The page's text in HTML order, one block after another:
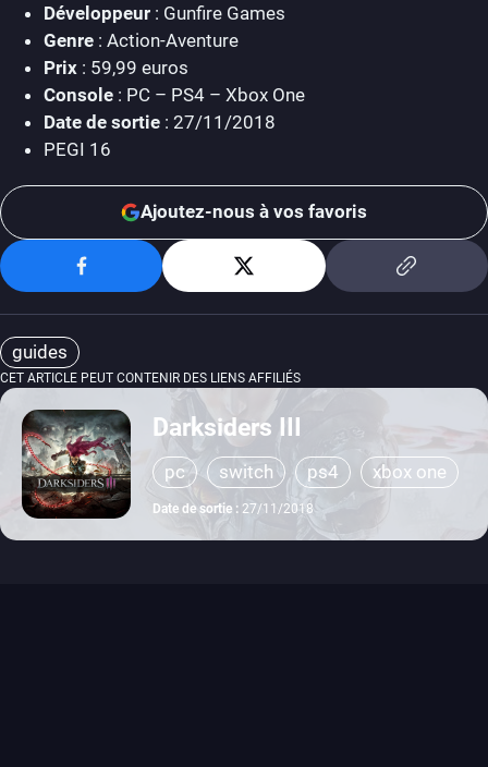
Développeur : Gunfire Games
Genre : Action-Aventure
Prix : 59,99 euros
Console : PC – PS4 – Xbox One
Date de sortie : 27/11/2018
PEGI 16
Ajoutez-nous à vos favoris
guides
CET ARTICLE PEUT CONTENIR DES LIENS AFFILIÉS
Darksiders III
pc switch ps4 xbox one
Date de sortie : 27/11/2018